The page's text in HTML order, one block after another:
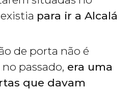
para ir a Alcalá
de porta não é
passado, era uma
que davam